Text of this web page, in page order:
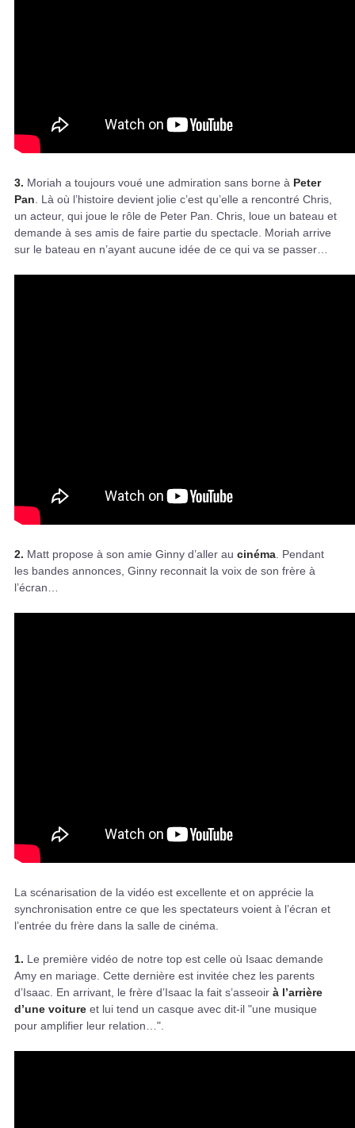
3. Moriah a toujours voué une admiration sans borne à Peter
Pan . Là où l’histoire devient jolie c’est qu’elle a rencontré Chris,
un acteur, qui joue le rôle de Peter Pan. Chris, loue un bateau et
demande à ses amis de faire partie du spectacle. Moriah arrive
sur le bateau en n’ayant aucune idée de ce qui va se passer…
2. Matt propose à son amie Ginny d’aller au cinéma . Pendant
les bandes annonces, Ginny reconnait la voix de son frère à
l’écran…
La scénarisation de la vidéo est excellente et on apprécie la
synchronisation entre ce que les spectateurs voient à l’écran et
l’entrée du frère dans la salle de cinéma.
1. Le première vidéo de notre top est celle où Isaac demande
Amy en mariage. Cette dernière est invitée chez les parents
d’Isaac. En arrivant, le frère d’Isaac la fait s’asseoir à l’arrière
d’une voiture et lui tend un casque avec dit-il "une musique
pour amplifier leur relation…".